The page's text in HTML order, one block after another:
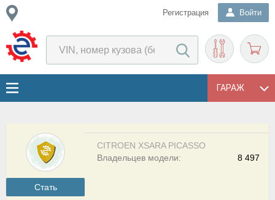
Регистрация Войти
ГАРАЖ
Cтать
CITROEN XSARA PICASSO
8 497
Владельцев модели: